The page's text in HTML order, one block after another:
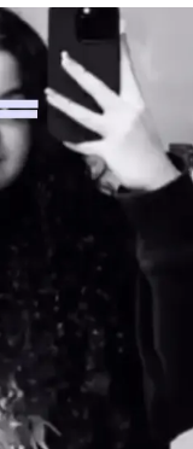
Salute
Viaggi e
Festività